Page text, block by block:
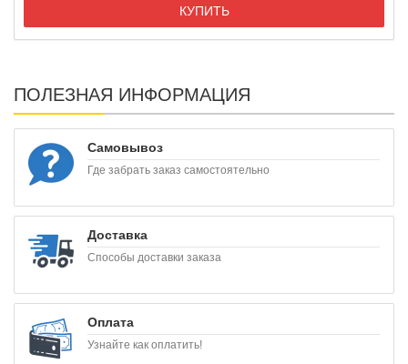
КУПИТЬ
ПОЛЕЗНАЯ ИНФОРМАЦИЯ
Самовывоз
Где забрать заказ самостоятельно
Доставка
Способы доставки заказа
Оплата
Узнайте как оплатить!